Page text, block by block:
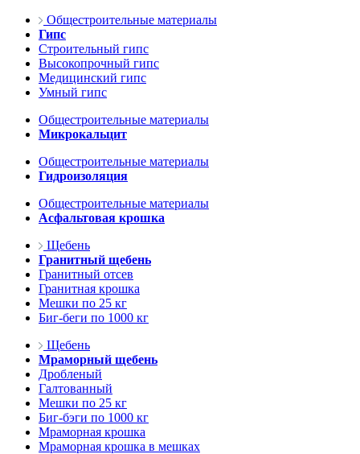
Общестроительные материалы
Гипс
Строительный гипс
Высокопрочный гипс
Медицинский гипс
Умный гипс
Общестроительные материалы
Микрокальцит
Общестроительные материалы
Гидроизоляция
Общестроительные материалы
Асфальтовая крошка
Щебень
Гранитный щебень
Гранитный отсев
Гранитная крошка
Мешки по 25 кг
Биг-беги по 1000 кг
Щебень
Мраморный щебень
Дробленый
Галтованный
Мешки по 25 кг
Биг-бэги по 1000 кг
Мраморная крошка
Мраморная крошка в мешках